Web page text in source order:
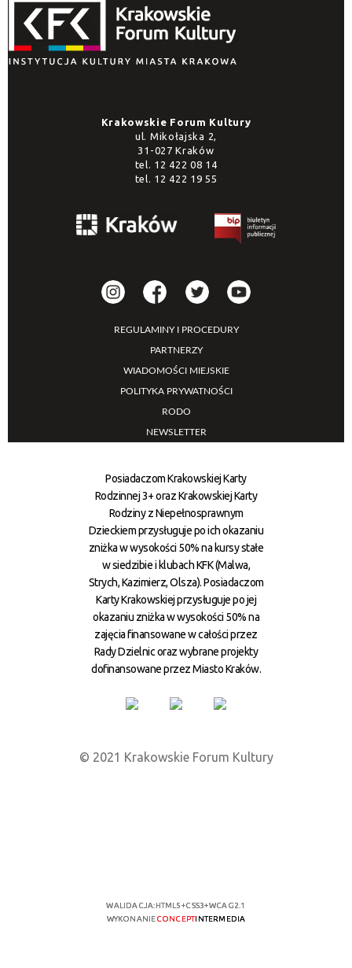
Krakowskie Forum Kultury
ul. Mikołajska 2,
31-027 Kraków
tel. 12 422 08 14
tel. 12 422 19 55
REGULAMINY I PROCEDURY
PARTNERZY
WIADOMOŚCI MIEJSKIE
POLITYKA PRYWATNOŚCI
RODO
NEWSLETTER
Posiadaczom Krakowskiej Karty
Rodzinnej 3+ oraz Krakowskiej Karty
Rodziny z Niepełnosprawnym
Dzieckiem przysługuje po ich okazaniu
zniżka w wysokości 50% na kursy stałe
w siedzibie i klubach KFK (Malwa,
Strych, Kazimierz, Olsza). Posiadaczom
Karty Krakowskiej przysługuje po jej
okazaniu zniżka w wysokości 50% na
zajęcia finansowane w całości przez
Rady Dzielnic oraz wybrane projekty
dofinansowane przez Miasto Kraków.
© 2021 Krakowskie Forum Kultury
WALIDACJA:HTML5+CSS3+WCAG 2.1
WYKONANIECONCEPTINTERMEDIA